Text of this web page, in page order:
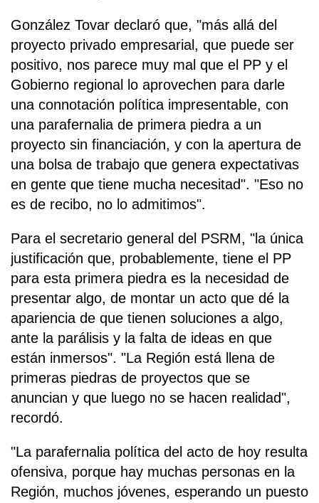
González Tovar declaró que, "más allá del
proyecto privado empresarial, que puede ser
positivo, nos parece muy mal que el PP y el
Gobierno regional lo aprovechen para darle
una connotación política impresentable, con
una parafernalia de primera piedra a un
proyecto sin financiación, y con la apertura de
una bolsa de trabajo que genera expectativas
en gente que tiene mucha necesitad". "Eso no
es de recibo, no lo admitimos".
Para el secretario general del PSRM, "la única
justificación que, probablemente, tiene el PP
para esta primera piedra es la necesidad de
presentar algo, de montar un acto que dé la
apariencia de que tienen soluciones a algo,
ante la parálisis y la falta de ideas en que
están inmersos". "La Región está llena de
primeras piedras de proyectos que se
anuncian y que luego no se hacen realidad",
recordó.
"La parafernalia política del acto de hoy resulta
ofensiva, porque hay muchas personas en la
Región, muchos jóvenes, esperando un puesto